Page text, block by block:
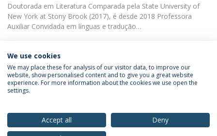
Doutorada em Literatura Comparada pela State University of
New York at Stony Brook (2017), é desde 2018 Professora
Auxiliar Convidada em línguas e tradução…
Política de Privacidade
Termos & Condições
We use cookies
We may place these for analysis of our visitor data, to improve our
website, show personalised content and to give you a great website
experience. For more information about the cookies we use open the
settings.
Accept all
Deny